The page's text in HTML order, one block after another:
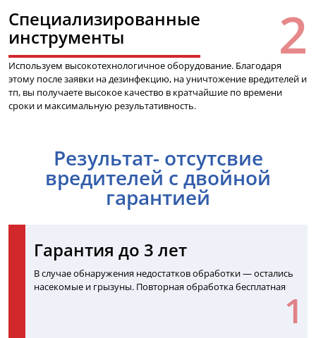
Специализированные
инструменты
Используем высокотехнологичное оборудование. Благодаря
этому после заявки на дезинфекцию, на уничтожение вредителей и
тп, вы получаете высокое качество в кратчайшие по времени
сроки и максимальную результативность.
Результат- отсутсвие
вредителей с двойной
гарантией
Гарантия до 3 лет
В случае обнаружения недостатков обработки — остались
насекомые и грызуны. Повторная обработка бесплатная